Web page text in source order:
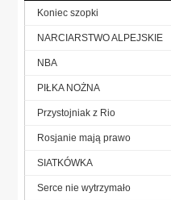
Koniec szopki
NARCIARSTWO ALPEJSKIE
NBA
PIŁKA NOŻNA
Przystojniak z Rio
Rosjanie mają prawo
SIATKÓWKA
Serce nie wytrzymało